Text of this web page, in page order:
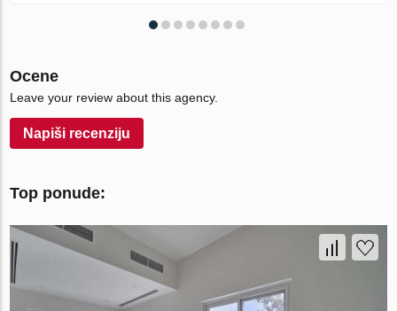
Ocene
Leave your review about this agency.
Napiši recenziju
Top ponude: